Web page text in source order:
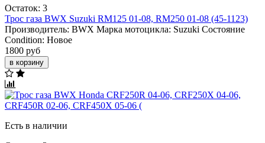
Остаток: 3
Трос газа BWX Suzuki RM125 01-08, RM250 01-08 (45-1123)
Производитель: BWX Марка мотоцикла: Suzuki Состояние
Condition: Новое
1800 руб
в корзину
Есть в наличии